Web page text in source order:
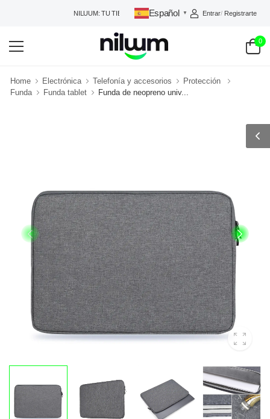
NILUUM: TU TIENDA DE CONFIANZA
Español ▼ Entrar/ Registrarte
0
Home Electrónica Telefonía y accesorios
Protección
Funda
Funda tablet Funda de neopreno univ...